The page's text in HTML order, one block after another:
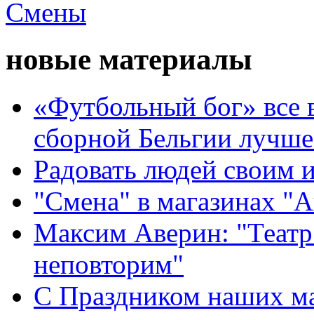
новые материалы
«Футбольный бог» все
сборной Бельгии
Радовать людей своим
"Смена" в магазинах
Максим Аверин:
неповторим"
С Праздником наших